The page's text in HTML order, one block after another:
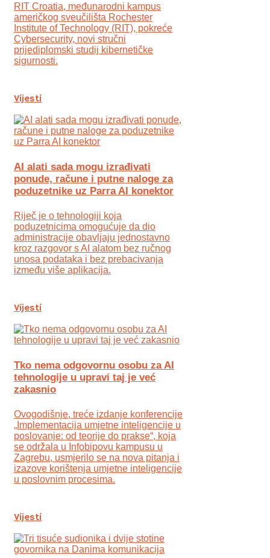
RIT Croatia, međunarodni kampus
američkog sveučilišta Rochester
Institute of Technology (RIT), pokreće
Cybersecurity, novi stručni
prijediplomski studij kibernetičke
sigurnosti.
Vijesti
AI alati sada mogu izrađivati
ponude, račune i putne naloge za
poduzetnike uz Parra AI konektor
Riječ je o tehnologiji koja
poduzetnicima omogućuje da dio
administracije obavljaju jednostavno
kroz razgovor s AI alatom bez ručnog
unosa podataka i bez prebacivanja
između više aplikacija.
Vijesti
Tko nema odgovornu osobu za AI
tehnologije u upravi taj je već
zakasnio
Ovogodišnje, treće izdanje konferencije
„Implementacija umjetne inteligencije u
poslovanje: od teorije do prakse“, koja
se održala u Infobipovu kampusu u
Zagrebu, usmjerilo se na nova pitanja i
izazove korištenja umjetne inteligencije
u poslovnim procesima.
Vijesti